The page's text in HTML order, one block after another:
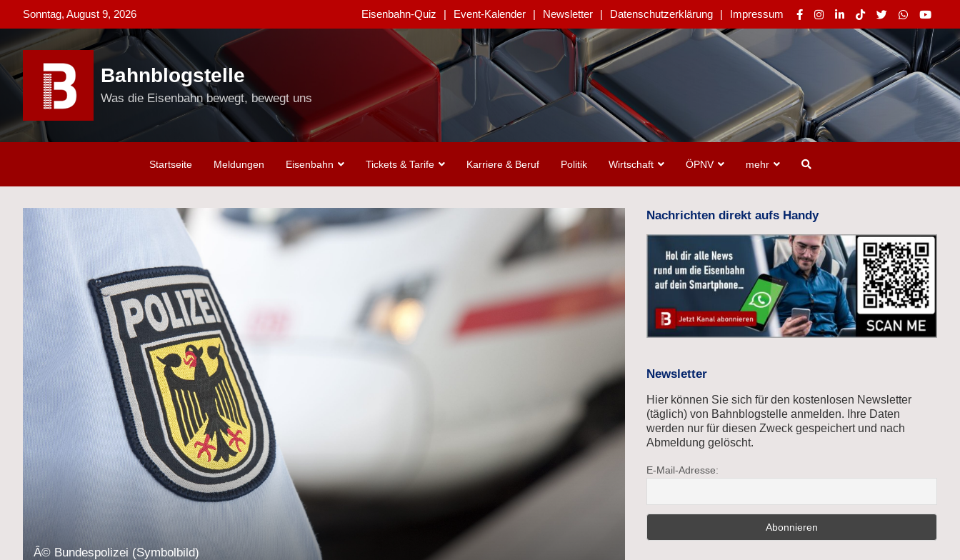
to
content
Sonntag, August 9, 2026 Eisenbahn-Quiz Event-Kalender Newsletter Datenschutzerklärung Impressum
Bahnblogstelle
Was die Eisenbahn bewegt, bewegt uns
Startseite Meldungen Eisenbahn Tickets & Tarife Karriere & Beruf Politik Wirtschaft ÖPNV mehr
Â© Bundespolizei (Symbolbild)
Nachrichten direkt aufs Handy
Newsletter
Hier können Sie sich für den kostenlosen Newsletter
(täglich) von Bahnblogstelle anmelden. Ihre Daten
werden nur für diesen Zweck gespeichert und nach
Abmeldung gelöscht.
E-Mail-Adresse: